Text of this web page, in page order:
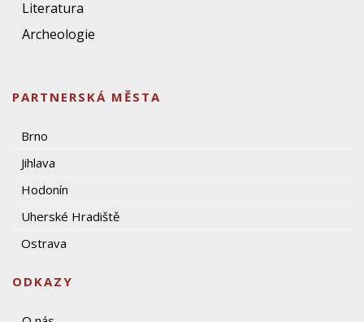
Literatura
Archeologie
PARTNERSKÁ MĚSTA
Brno
Jihlava
Hodonín
Uherské Hradiště
Ostrava
ODKAZY